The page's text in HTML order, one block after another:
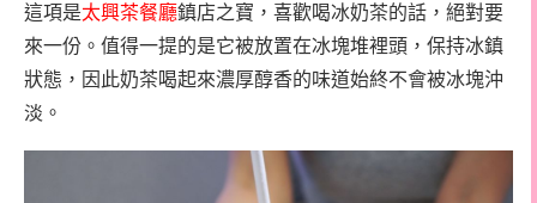
這項是太興茶餐廳鎮店之寶，喜歡喝冰奶茶的話，絕對要
來一份。值得一提的是它被放置在冰塊堆裡頭，保持冰鎮
狀態，因此奶茶喝起來濃厚醇香的味道始終不會被冰塊沖
淡。